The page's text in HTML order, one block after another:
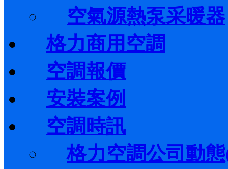
空氣源熱泵采暖器
格力商用空調
空調報價
安裝案例
空調時訊
格力空調公司動